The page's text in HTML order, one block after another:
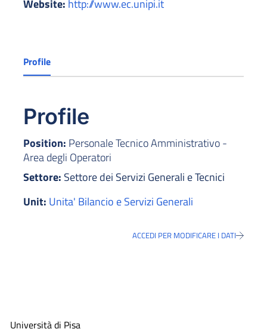
Website: http://www.ec.unipi.it
Profile
Profile
Position: Personale Tecnico Amministrativo -
Area degli Operatori
Settore: Settore dei Servizi Generali e Tecnici
Unit: Unita' Bilancio e Servizi Generali
ACCEDI PER MODIFICARE I DATI
Università di Pisa